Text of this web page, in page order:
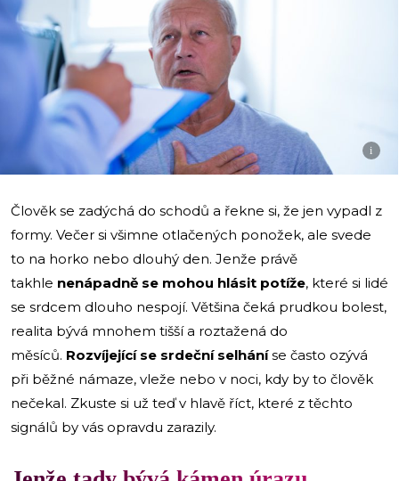
i
Člověk se zadýchá do schodů a řekne si, že jen vypadl z
formy. Večer si všimne otlačených ponožek, ale svede
to na horko nebo dlouhý den. Jenže právě
takhle nenápadně se mohou hlásit potíže, které si lidé
se srdcem dlouho nespojí. Většina čeká prudkou bolest,
realita bývá mnohem tišší a roztažená do
měsíců. Rozvíjející se srdeční selháníse často ozývá
při běžné námaze, vleže nebo v noci, kdy by to člověk
nečekal. Zkuste si už teď v hlavě říct, které z těchto
signálů by vás opravdu zarazily.